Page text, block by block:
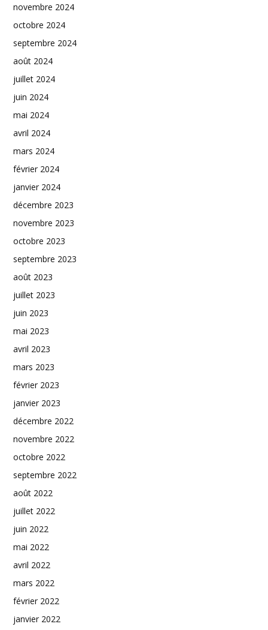
novembre 2024
octobre 2024
septembre 2024
août 2024
juillet 2024
juin 2024
mai 2024
avril 2024
mars 2024
février 2024
janvier 2024
décembre 2023
novembre 2023
octobre 2023
septembre 2023
août 2023
juillet 2023
juin 2023
mai 2023
avril 2023
mars 2023
février 2023
janvier 2023
décembre 2022
novembre 2022
octobre 2022
septembre 2022
août 2022
juillet 2022
juin 2022
mai 2022
avril 2022
mars 2022
février 2022
janvier 2022